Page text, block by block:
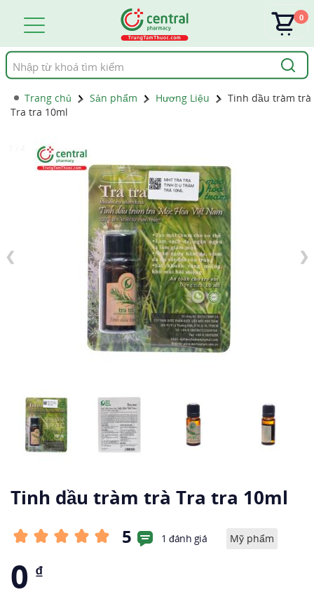
Tìm
kiếm
0
Trang chủ Sản phẩm Hương Liệu
Tinh dầu tràm trà
Tra tra 10ml
❮ ❯
Tinh dầu tràm trà Tra tra 10ml
5 1 đánh giá Mỹ phẩm
0 ₫